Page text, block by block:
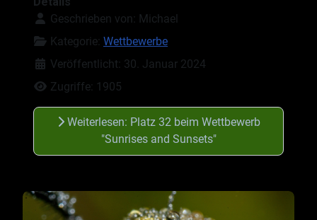
Geschrieben von:
Michael
Kategorie: Wettbewerbe
Veröffentlicht: 30. Januar 2024
Zugriffe: 1905
Weiterlesen: Platz 32 beim Wettbewerb
"Sunrises and Sunsets"